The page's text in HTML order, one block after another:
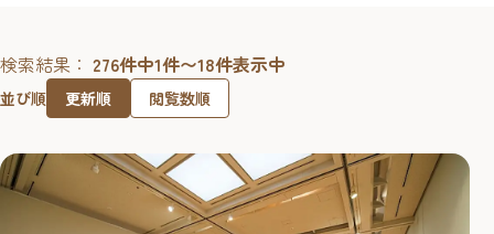
検索結果： 276件中1件〜18件表示中
並び順 更新順 閲覧数順